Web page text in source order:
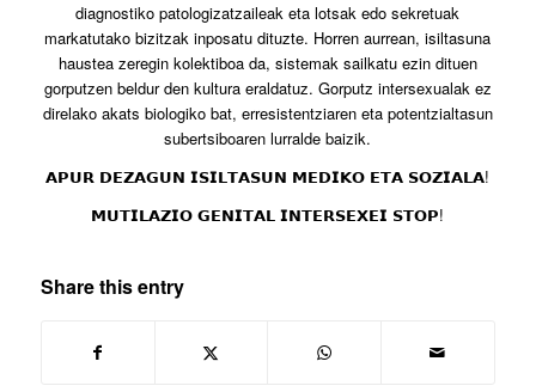
diagnostiko patologizatzaileak eta lotsak edo sekretuak
markatutako bizitzak inposatu dituzte. Horren aurrean, isiltasuna
haustea zeregin kolektiboa da, sistemak sailkatu ezin dituen
gorputzen beldur den kultura eraldatuz. Gorputz intersexualak ez
direlako akats biologiko bat, erresistentziaren eta potentzialtasun
subertsiboaren lurralde baizik.
𝗔𝗣𝗨𝗥 𝗗𝗘𝗭𝗔𝗚𝗨𝗡 𝗜𝗦𝗜𝗟𝗧𝗔𝗦𝗨𝗡 𝗠𝗘𝗗𝗜𝗞𝗢 𝗘𝗧𝗔 𝗦𝗢𝗭𝗜𝗔𝗟𝗔!
𝗠𝗨𝗧𝗜𝗟𝗔𝗭𝗜𝗢 𝗚𝗘𝗡𝗜𝗧𝗔𝗟 𝗜𝗡𝗧𝗘𝗥𝗦𝗘𝗫𝗘𝗜 𝗦𝗧𝗢𝗣!
Share this entry